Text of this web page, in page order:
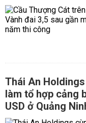
Thái An
làm tổ hợp cảng
USD ở Quảng